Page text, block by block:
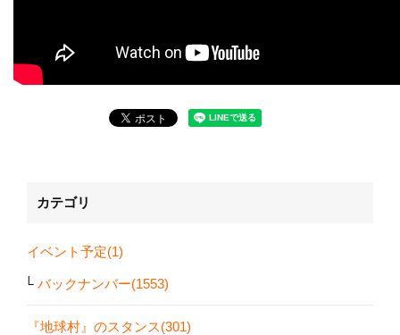
カテゴリ
イベント予定(1)
バックナンバー(1553)
『地球村』のスタンス(301)